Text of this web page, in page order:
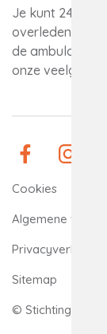
Je kunt 24/7
overleden dier
de ambulance
onze
Cookies
Algemene
Privacyverklaring
Sitemap
© Stichting